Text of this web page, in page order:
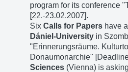
program for its conference
[22.-23.02.2007].
Six Calls for Papers have
Dániel-University in
"Erinnerungsräume.
Donaumonarchie"
Sciences (Vienna) is